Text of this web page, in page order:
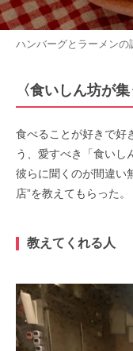
ハンバーグとラーメンの
〈食いしん坊が集
食べることが好きで好
う、愛すべき「食いし
彼らに聞くのが間違い
店”を教えてもらった。
教えてくれる人